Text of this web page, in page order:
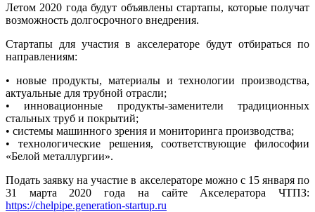
Летом 2020 года будут объявлены стартапы, которые получат
возможность долгосрочного внедрения.
Стартапы для участия в акселераторе будут отбираться по
направлениям:
• новые продукты, материалы и технологии производства,
актуальные для трубной отрасли;
• инновационные продукты-заменители традиционных
стальных труб и покрытий;
• системы машинного зрения и мониторинга производства;
• технологические решения, соответствующие философии
«Белой металлургии».
Подать заявку на участие в акселераторе можно с 15 января по
31 марта 2020 года на сайте Акселератора ЧТПЗ:
https://chelpipe.generation-startup.ru